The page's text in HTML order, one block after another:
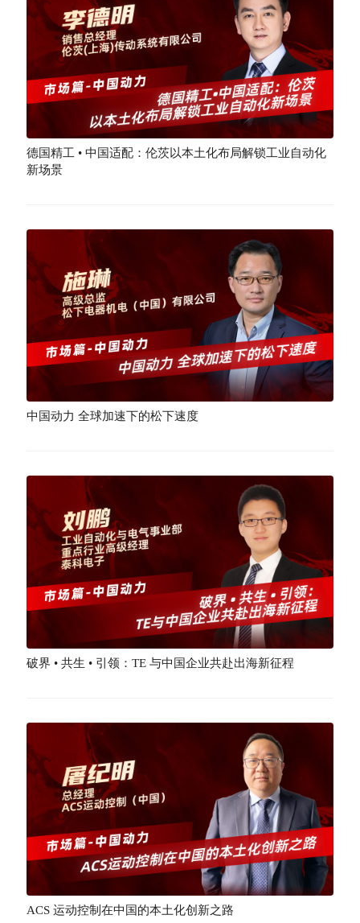
德国精工 • 中国适配：伦茨以本土化布局解锁工业自动化
新场景
中国动力 全球加速下的松下速度
破界 • 共生 • 引领：TE 与中国企业共赴出海新征程
ACS 运动控制在中国的本土化创新之路